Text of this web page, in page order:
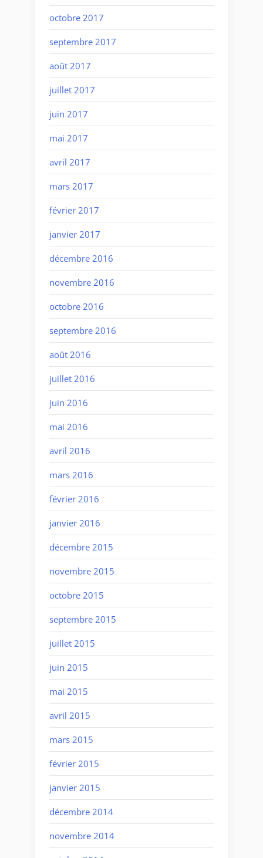
octobre 2017
septembre 2017
août 2017
juillet 2017
juin 2017
mai 2017
avril 2017
mars 2017
février 2017
janvier 2017
décembre 2016
novembre 2016
octobre 2016
septembre 2016
août 2016
juillet 2016
juin 2016
mai 2016
avril 2016
mars 2016
février 2016
janvier 2016
décembre 2015
novembre 2015
octobre 2015
septembre 2015
juillet 2015
juin 2015
mai 2015
avril 2015
mars 2015
février 2015
janvier 2015
décembre 2014
novembre 2014